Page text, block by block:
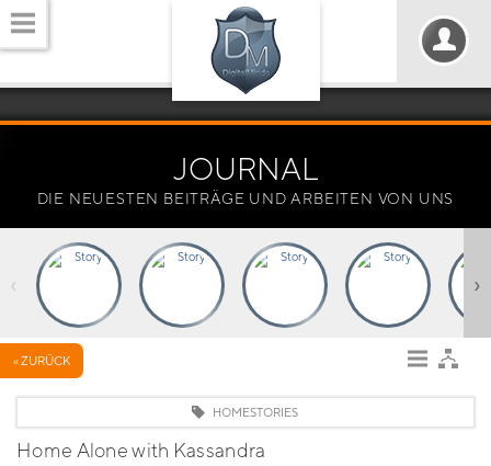
JOURNAL
DIE NEUESTEN BEITRÄGE UND ARBEITEN VON UNS
‹ ›
« ZURÜCK
HOMESTORIES
Home Alone with Kassandra